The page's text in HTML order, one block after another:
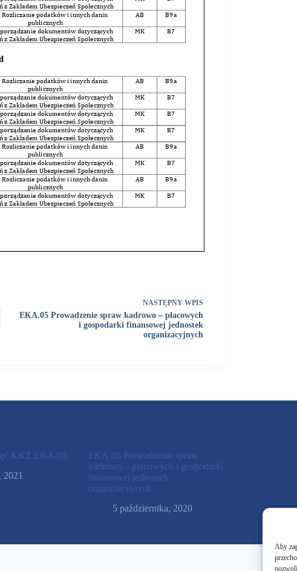
Aby
NASTĘPNY WPIS
EKA.05 Prowadzenie spraw kadrowo – płacowych
i gospodarki finansowej jednostek
organizacyjnych
KKZ EKA.05
2021
EKA.05 Prowadzenie spraw
kadrowo – płacowych i gospodarki
finansowej jednostek
organizacyjnych
5 października, 2020